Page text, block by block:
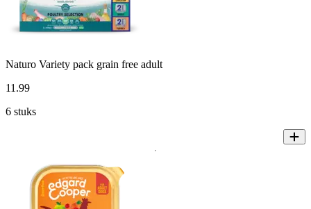
Naturo Variety pack grain free adult
11 .99
6 stuks